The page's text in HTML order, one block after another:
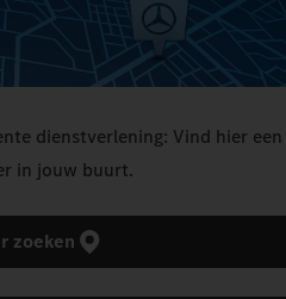
dienstverlening: Vind hier een
in jouw buurt.
zoeken